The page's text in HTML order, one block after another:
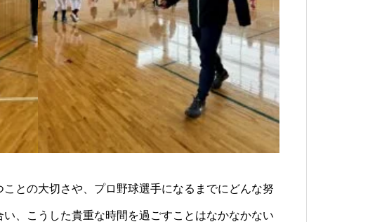
との大切さや、プロ野球選手になるまでにどんな努
、こうした貴重な時間を過ごすことはなかなかない